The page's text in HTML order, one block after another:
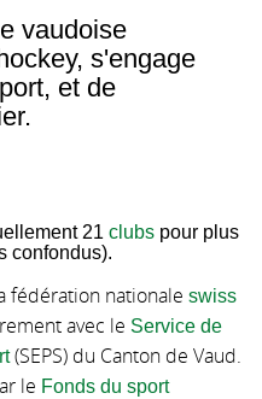
vaudoise
s'engage
et de
21 clubs pour plus
confondus).
fédération nationale swiss
avec le Service de
(SEPS) du Canton de Vaud.
le Fonds du sport